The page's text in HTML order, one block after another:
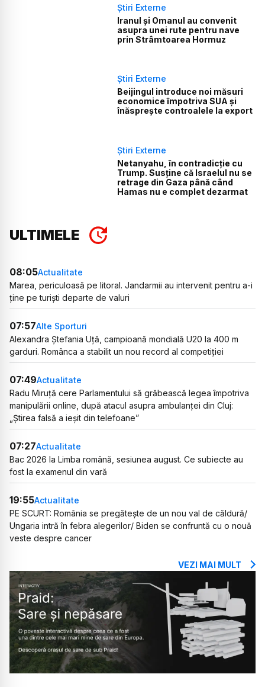
Știri Externe
Iranul și Omanul au convenit
asupra unei rute pentru nave
prin Strâmtoarea Hormuz
Știri Externe
Beijingul introduce noi măsuri
economice împotriva SUA și
înăsprește controalele la export
Știri Externe
Netanyahu, în contradicție cu
Trump. Susține că Israelul nu se
retrage din Gaza până când
Hamas nu e complet dezarmat
ULTIMELE
08:05Actualitate
Marea, periculoasă pe litoral. Jandarmii au intervenit pentru a-i
ține pe turiști departe de valuri
07:57Alte Sporturi
Alexandra Ștefania Uță, campioană mondială U20 la 400 m
garduri. Românca a stabilit un nou record al competiției
07:49Actualitate
Radu Miruță cere Parlamentului să grăbească legea împotriva
manipulării online, după atacul asupra ambulanței din Cluj:
„Știrea falsă a ieșit din telefoane”
07:27Actualitate
Bac 2026 la Limba română, sesiunea august. Ce subiecte au
fost la examenul din vară
19:55Actualitate
PE SCURT: România se pregătește de un nou val de căldură/
Ungaria intră în febra alegerilor/ Biden se confruntă cu o nouă
veste despre cancer
VEZI MAI MULT